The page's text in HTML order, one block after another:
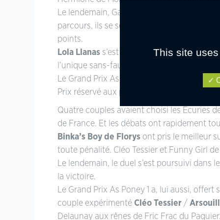
Le lendemain, Gabriel et Hatov ont
parcours, ils se sont adjugé le Grand Prix
points.
Lola Llanas s’est néanmoins offert une
l’unique sans-faute de l’épreuve pour
Le Grand Prix As Poney 1, qui réunissait
Prix réservé aux poneys de 7 ans,
Quatre couples avaient choisi les Écuries
de France. Et les débats ont rapidement
Binka’s Boy de Florys ont pris le meilleur
toute pénalité. Cléo Tessier et Funny Girl
Le lendemain, le duel s’est poursuivi dans
la victoire.
Le Grand Prix As Poney 1 a, lui aussi,
couple expérimenté Cléo Tessier /
Delaunay aux rênes de Fric Frac du Paquier.
This site